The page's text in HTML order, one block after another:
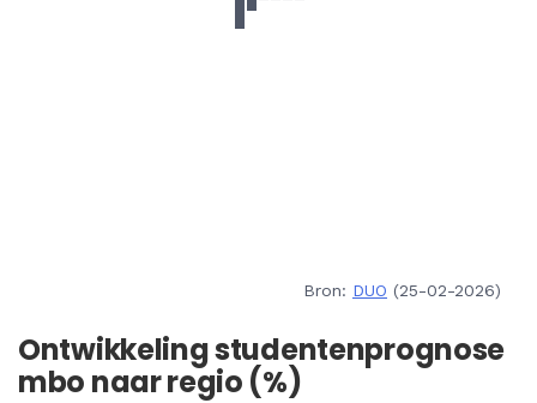
Bron: DUO (25-02-2026)
Ontwikkeling studentenprognose
mbo naar regio (%)